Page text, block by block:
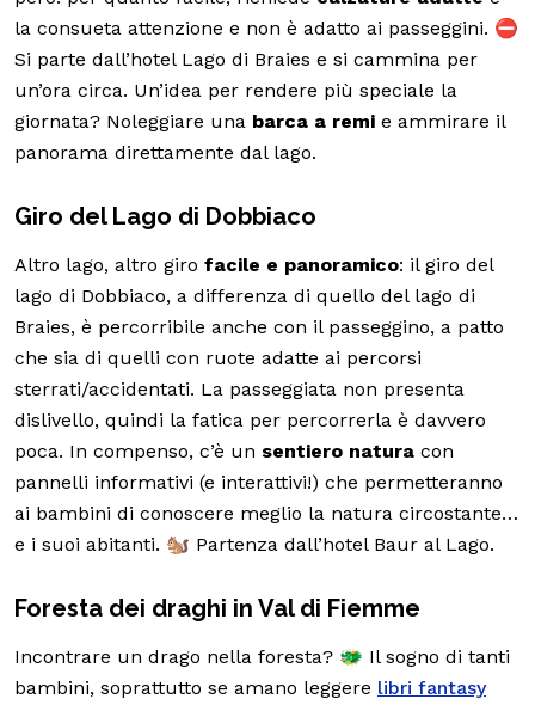
la consueta attenzione e non è adatto ai passeggini. ⛔
Si parte dall’hotel Lago di Braies e si cammina per
un’ora circa. Un’idea per rendere più speciale la
giornata? Noleggiare una barca a remi e ammirare il
panorama direttamente dal lago.
Giro del Lago di Dobbiaco
Altro lago, altro giro facile e panoramico: il giro del
lago di Dobbiaco, a differenza di quello del lago di
Braies, è percorribile anche con il passeggino, a patto
che sia di quelli con ruote adatte ai percorsi
sterrati/accidentati. La passeggiata non presenta
dislivello, quindi la fatica per percorrerla è davvero
poca. In compenso, c’è un sentiero natura con
pannelli informativi (e interattivi!) che permetteranno
ai bambini di conoscere meglio la natura circostante…
e i suoi abitanti. 🐿️ Partenza dall’hotel Baur al Lago.
Foresta dei draghi in Val di Fiemme
Incontrare un drago nella foresta? 🐲 Il sogno di tanti
bambini, soprattutto se amano leggere libri fantasy